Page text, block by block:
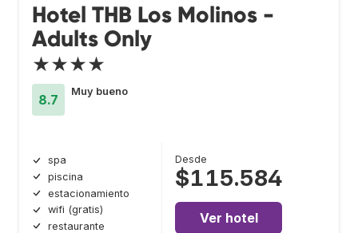
Hotel THB Los Molinos -
Adults Only
★★★★
8.7
Muy bueno
spa
piscina
estacionamiento
wifi (gratis)
restaurante
Desde
$115.584
Ver hotel